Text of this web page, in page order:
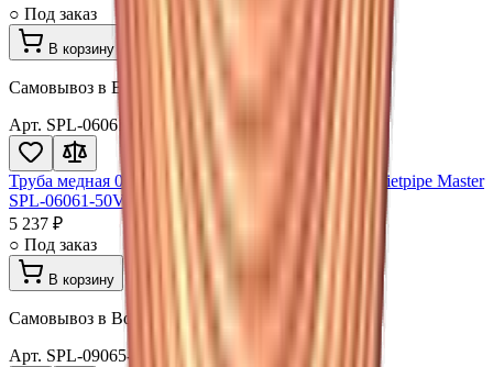
○ Под заказ
В корзину
Самовывоз в Волгограде · доставка
Арт. SPL-06061-50VM
Труба медная 06,35x0,61x15000мм (1/4"х0,024") Vietpipe Master
SPL-06061-50VM
5 237 ₽
○ Под заказ
В корзину
Самовывоз в Волгограде · доставка
Арт. SPL-09065-15VM